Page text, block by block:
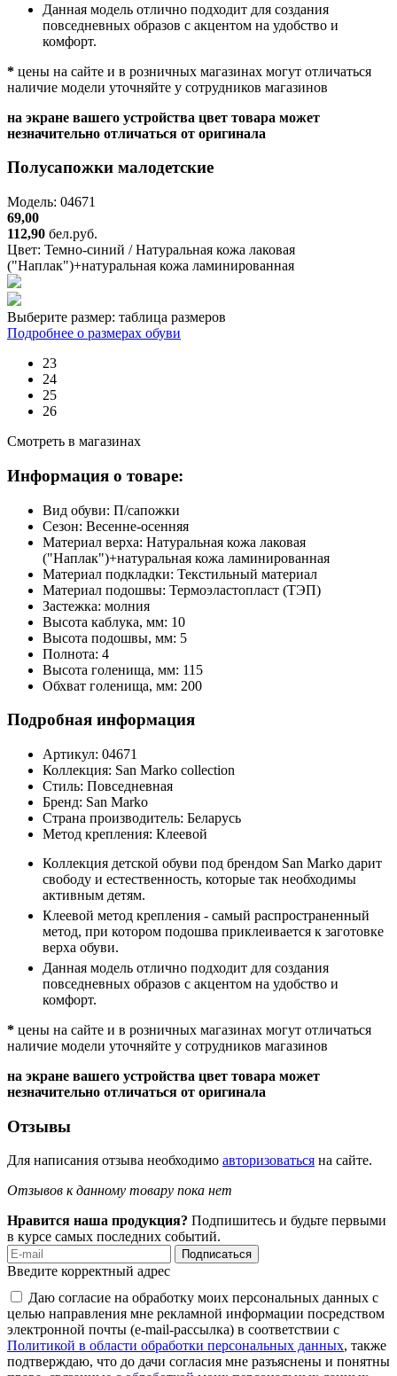
Данная модель отлично подходит для создания
повседневных образов с акцентом на удобство и
комфорт.
* цены на сайте и в розничных магазинах могут отличаться
наличие модели уточняйте у сотрудников магазинов
на экране вашего устройства цвет товара может
незначительно отличаться от оригинала
Полусапожки малодетские
Модель: 04671
69,00
112,90 бел.руб.
Цвет: Темно-синий / Натуральная кожа лаковая
("Наплак")+натуральная кожа ламинированная
Выберите размер: таблица размеров
Подробнее о размерах обуви
23
24
25
26
Смотреть в магазинах
Информация о товаре:
Вид обуви: П/сапожки
Сезон: Весенне-осенняя
Материал верха: Натуральная кожа лаковая
("Наплак")+натуральная кожа ламинированная
Материал подкладки: Текстильный материал
Материал подошвы: Термоэластопласт (ТЭП)
Застежка: молния
Высота каблука, мм: 10
Высота подошвы, мм: 5
Полнота: 4
Высота голенища, мм: 115
Обхват голенища, мм: 200
Подробная информация
Артикул: 04671
Коллекция: San Marko collection
Стиль: Повседневная
Бренд: San Marko
Страна производитель: Беларусь
Метод крепления: Клеевой
Коллекция детской обуви под брендом San Marko дарит
свободу и естественность, которые так необходимы
активным детям.
Клеевой метод крепления - самый распространенный
метод, при котором подошва приклеивается к заготовке
верха обуви.
Данная модель отлично подходит для создания
повседневных образов с акцентом на удобство и
комфорт.
* цены на сайте и в розничных магазинах могут отличаться
наличие модели уточняйте у сотрудников магазинов
на экране вашего устройства цвет товара может
незначительно отличаться от оригинала
Отзывы
Для написания отзыва необходимо авторизоваться на сайте.
Отзывов к данному товару пока нет
Нравится наша продукция? Подпишитесь и будьте первыми
в курсе самых последних событий.
Подписаться
Введите корректный адрес
Даю согласие на обработку моих персональных данных с
целью направления мне рекламной информации посредством
электронной почты (e-mail-рассылка) в соответствии с
Политикой в области обработки персональных данных, также
подтверждаю, что до дачи согласия мне разъяснены и понятны